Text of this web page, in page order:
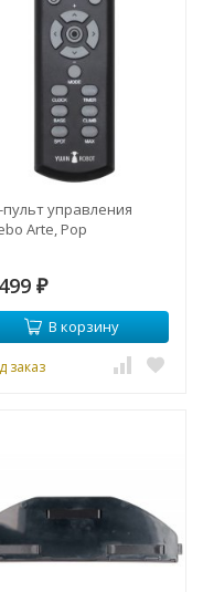
пульт управления
Arte, Pop
₽
В корзину
заказ